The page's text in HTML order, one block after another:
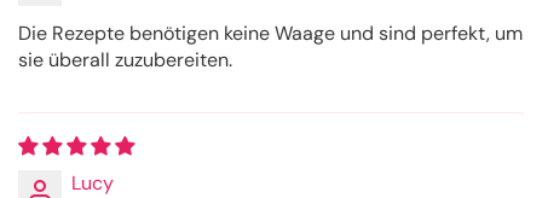
Die Rezepte benötigen keine Waage und sind perfekt, um
sie überall zuzubereiten.
Lucy